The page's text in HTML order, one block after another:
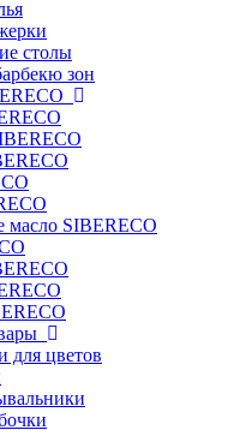
столы
зон
масло SIBERECO
для цветов